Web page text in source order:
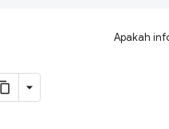
Apakah